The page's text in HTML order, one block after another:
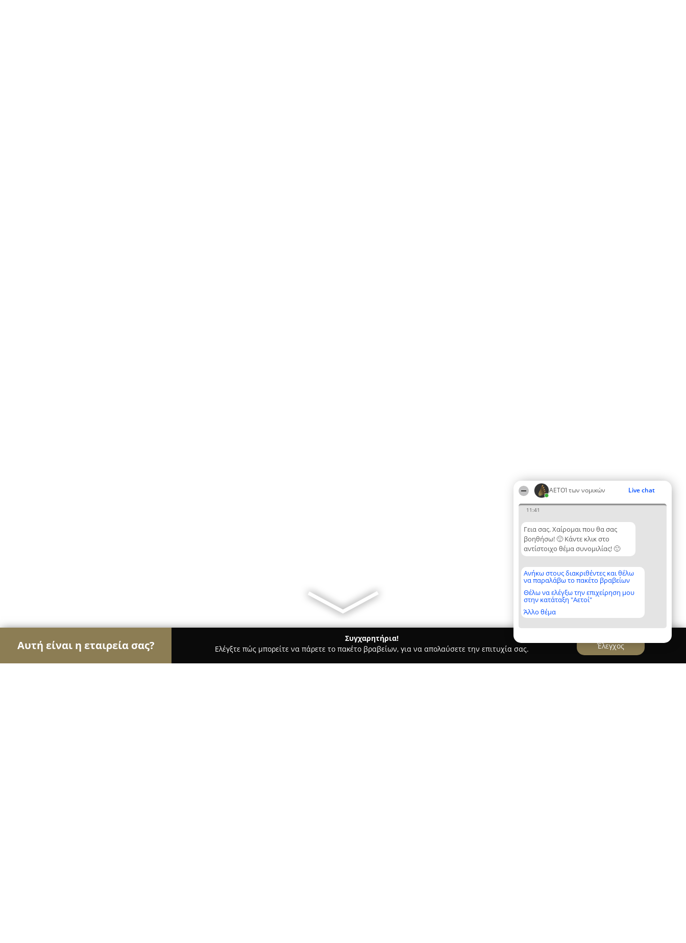
ΑΕΤΟΊ των νομικών Live chat
11:41
Γεια σας. Χαίρομαι που θα σας
βοηθήσω! 🙂 Κάντε κλικ στο
αντίστοιχο θέμα συνομιλίας! 🙂
Ανήκω στους διακριθέντες και θέλω
να παραλάβω το πακέτο βραβείων
Θέλω να ελέγξω την επιχείρηση μου
στην κατάταξη "Αετοί"
Άλλο θέμα
Αυτή είναι η εταιρεία σας?
Συγχαρητήρια!
Ελέγξτε πώς μπορείτε να πάρετε το πακέτο βραβείων, για να απολαύσετε την επιτυχία σας.
Έλεγχος